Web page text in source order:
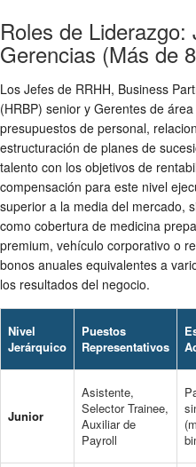
Roles de
Gerencias (Más de
Los Jefes de RRHH, Business
(HRBP) senior y Gerentes de
presupuestos de personal,
estructuración de planes de
talento con los objetivos de
compensación para este nivel
superior a la media del mercado,
como cobertura de medicina
premium, vehículo corporativo o
bonos anuales equivalentes a
los resultados del negocio.
Nivel
Jerárquico
Puestos
Representativos
Junior
Asistente,
Selector Trainee,
Auxiliar de
Payroll